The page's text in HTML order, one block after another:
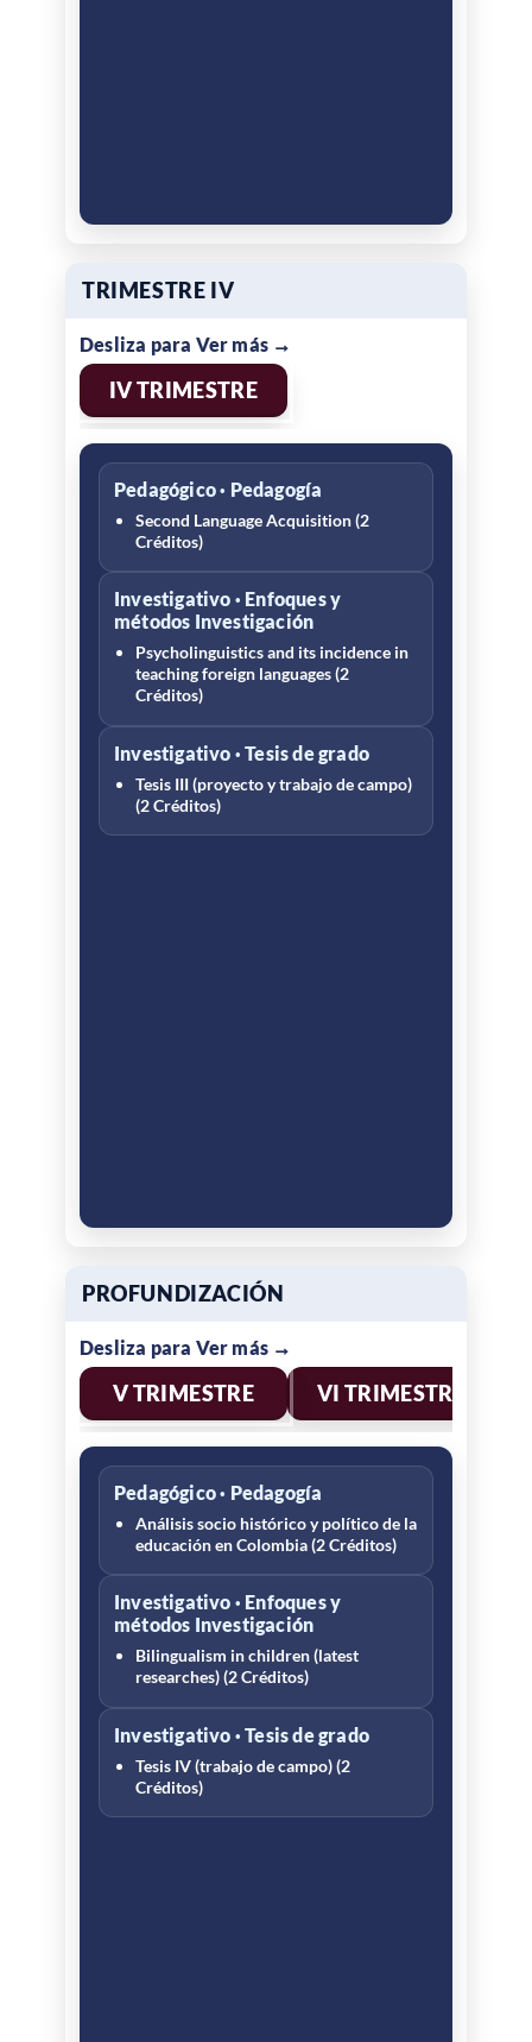
TRIMESTRE IV
IV TRIMESTRE
Pedagógico · Pedagogía
Second Language Acquisition (2
Créditos)
Investigativo · Enfoques y
métodos Investigación
Psycholinguistics and its incidence in
teaching foreign languages (2
Créditos)
Investigativo · Tesis de grado
Tesis III (proyecto y trabajo de campo)
(2 Créditos)
PROFUNDIZACIÓN
V TRIMESTRE VI TRIMESTRE
Pedagógico · Pedagogía
Análisis socio histórico y político de la
educación en Colombia (2 Créditos)
Investigativo · Enfoques y
métodos Investigación
Bilingualism in children (latest
researches) (2 Créditos)
Investigativo · Tesis de grado
Tesis IV (trabajo de campo) (2
Créditos)